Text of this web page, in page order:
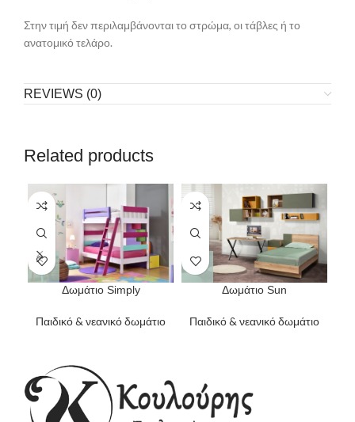
Στην τιμή δεν περιλαμβάνονται το στρώμα, οι τάβλες ή το
ανατομικό τελάρο.
REVIEWS (0)
Related products
Δωμάτιο Simply
Παιδικό & νεανικό δωμάτιο
Δωμάτιο Sun
Παιδικό & νεανικό δωμάτιο